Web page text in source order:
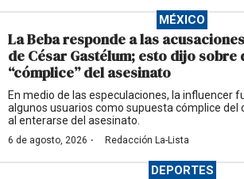
MÉXICO
La Beba responde a las
de César Gastélum; esto dijo sobre
“cómplice” del asesinato
En medio de las especulaciones, la influencer
algunos usuarios como supuesta cómplice del
al enterarse del asesinato.
6 de agosto, 2026 · Redacción La-Lista
DEPORTES